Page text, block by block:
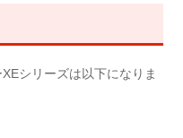
シリーズは以下になりま